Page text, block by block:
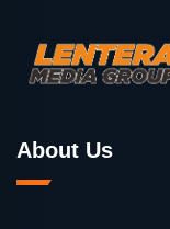
About Us